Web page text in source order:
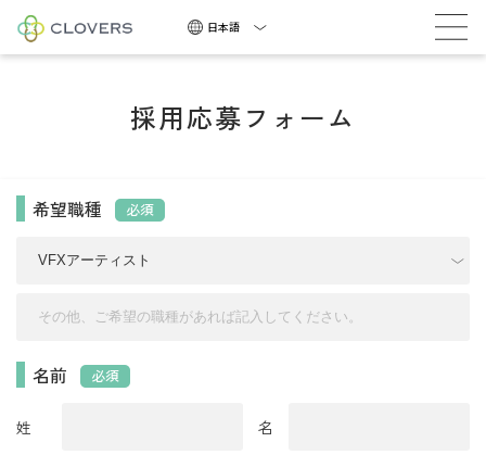
日本語
採用応募フォーム
希望職種 必須
名前 必須
姓 名
COMPANY